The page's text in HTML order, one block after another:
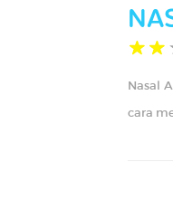
Nasal
cara